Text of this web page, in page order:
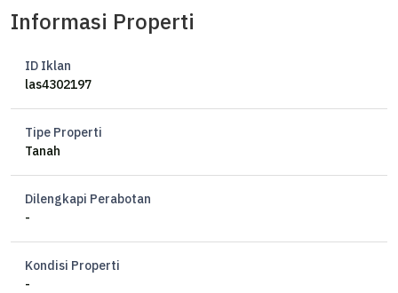
Kavling di Soekarno Hatta
Antara kopo vs leuwipanjang.
Total luas 1.180mtr
Lebar 29mtr
Mau split bisa :
Luas 3 : 412mtr
Op. 15juta / mtr *nego*
Informasi Properti
ID Iklan
las4302197
Tipe Properti
Tanah
Dilengkapi Perabotan
-
Kondisi Properti
-